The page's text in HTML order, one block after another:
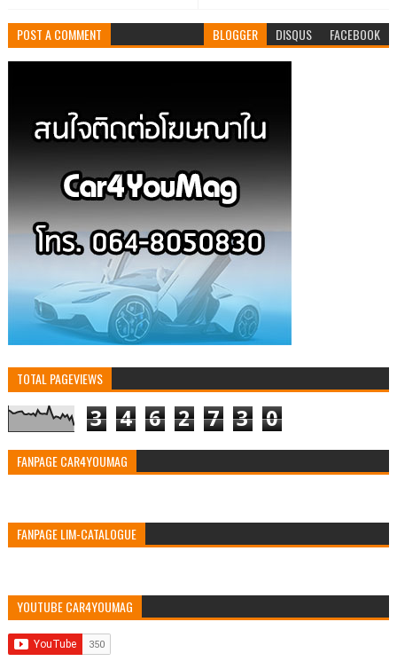
POST A COMMENT BLOGGER DISQUS FACEBOOK
TOTAL PAGEVIEWS
3 4 6 2 7 3 0
FANPAGE CAR4YOUMAG
FANPAGE LIM-CATALOGUE
YOUTUBE CAR4YOUMAG